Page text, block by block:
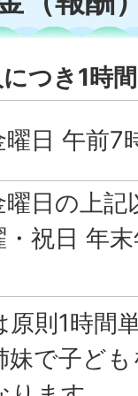
つき1時
曜日 午前7
曜日の上記
祝日 年
原則1時間
妹で子ど